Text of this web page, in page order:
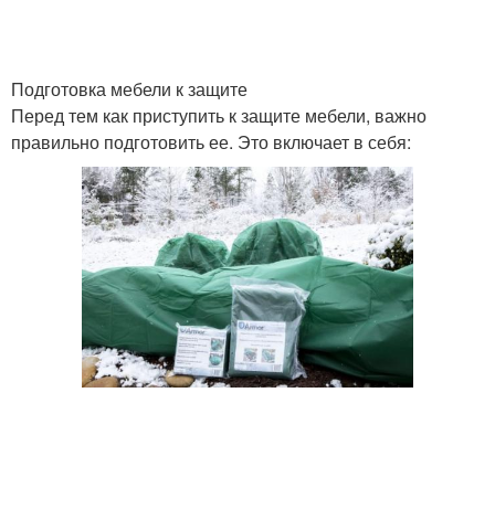
Подготовка мебели к защите
Перед тем как приступить к защите мебели, важно
правильно подготовить ее. Это включает в себя: